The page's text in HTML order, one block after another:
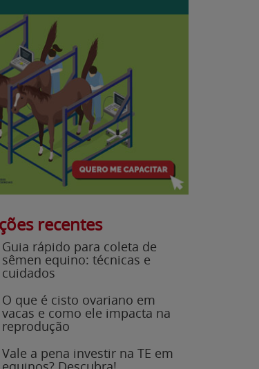
recentes
Guia rápido para coleta de
sêmen equino: técnicas e
cuidados
O que é cisto ovariano em
vacas e como ele impacta na
reprodução
Vale a pena investir na TE em
equinos? Descubra!